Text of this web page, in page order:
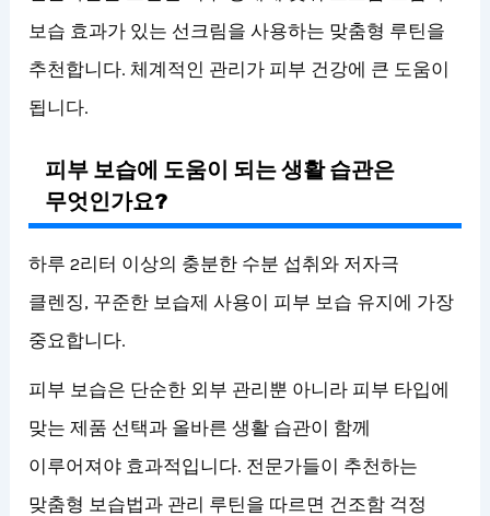
보습 효과가 있는 선크림을 사용하는 맞춤형 루틴을
추천합니다. 체계적인 관리가 피부 건강에 큰 도움이
됩니다.
피부 보습에 도움이 되는 생활 습관은
무엇인가요?
하루 2리터 이상의 충분한 수분 섭취와 저자극
클렌징, 꾸준한 보습제 사용이 피부 보습 유지에 가장
중요합니다.
피부 보습은 단순한 외부 관리뿐 아니라 피부 타입에
맞는 제품 선택과 올바른 생활 습관이 함께
이루어져야 효과적입니다. 전문가들이 추천하는
맞춤형 보습법과 관리 루틴을 따르면 건조함 걱정